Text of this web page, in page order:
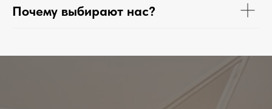
Почему выбирают нас?